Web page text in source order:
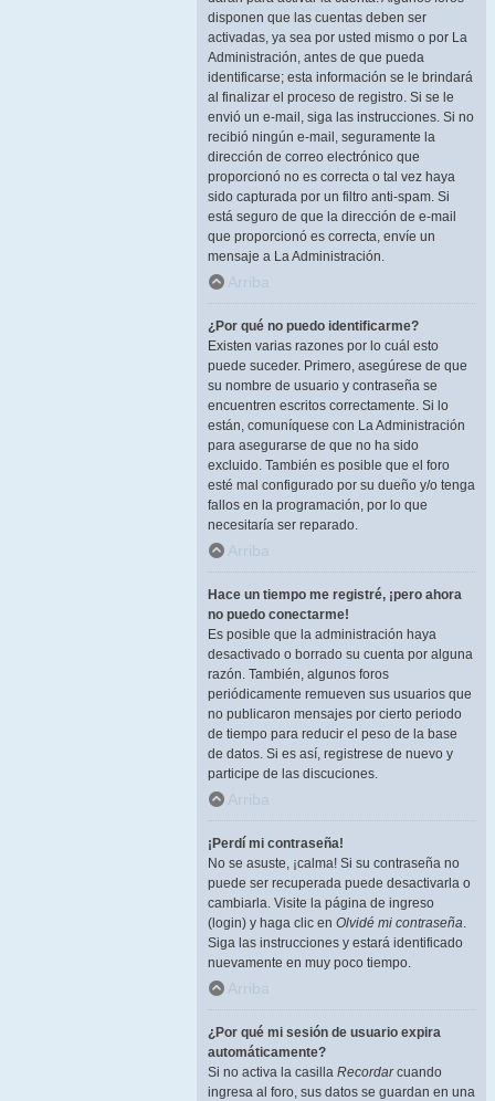
disponen que las cuentas deben ser
activadas, ya sea por usted mismo o por La
Administración, antes de que pueda
identificarse; esta información se le brindará
al finalizar el proceso de registro. Si se le
envió un e-mail, siga las instrucciones. Si no
recibió ningún e-mail, seguramente la
dirección de correo electrónico que
proporcionó no es correcta o tal vez haya
sido capturada por un filtro anti-spam. Si
está seguro de que la dirección de e-mail
que proporcionó es correcta, envíe un
mensaje a La Administración.
Arriba
¿Por qué no puedo identificarme?
Existen varias razones por lo cuál esto
puede suceder. Primero, asegúrese de que
su nombre de usuario y contraseña se
encuentren escritos correctamente. Si lo
están, comuníquese con La Administración
para asegurarse de que no ha sido
excluido. También es posible que el foro
esté mal configurado por su dueño y/o tenga
fallos en la programación, por lo que
necesitaría ser reparado.
Arriba
Hace un tiempo me registré, ¡pero ahora
no puedo conectarme!
Es posible que la administración haya
desactivado o borrado su cuenta por alguna
razón. También, algunos foros
periódicamente remueven sus usuarios que
no publicaron mensajes por cierto periodo
de tiempo para reducir el peso de la base
de datos. Si es así, registrese de nuevo y
participe de las discuciones.
Arriba
¡Perdí mi contraseña!
No se asuste, ¡calma! Si su contraseña no
puede ser recuperada puede desactivarla o
cambiarla. Visite la página de ingreso
(login) y haga clic en Olvidé mi contraseña.
Siga las instrucciones y estará identificado
nuevamente en muy poco tiempo.
Arriba
¿Por qué mi sesión de usuario expira
automáticamente?
Si no activa la casilla Recordarcuando
ingresa al foro, sus datos se guardan en una